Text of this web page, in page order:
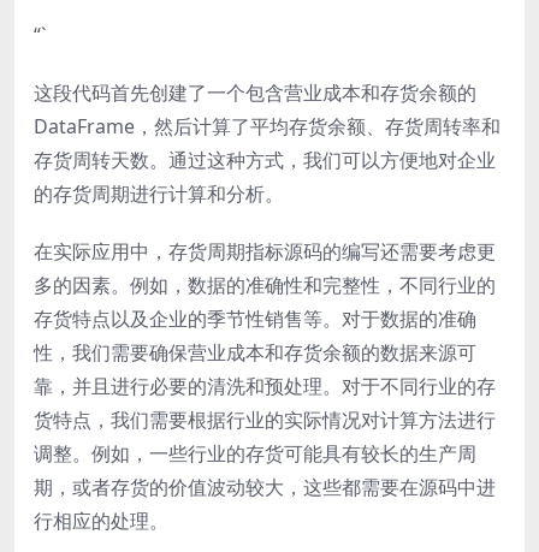
“`
这段代码首先创建了一个包含营业成本和存货余额的
DataFrame，然后计算了平均存货余额、存货周转率和
存货周转天数。通过这种方式，我们可以方便地对企业
的存货周期进行计算和分析。
在实际应用中，存货周期指标源码的编写还需要考虑更
多的因素。例如，数据的准确性和完整性，不同行业的
存货特点以及企业的季节性销售等。对于数据的准确
性，我们需要确保营业成本和存货余额的数据来源可
靠，并且进行必要的清洗和预处理。对于不同行业的存
货特点，我们需要根据行业的实际情况对计算方法进行
调整。例如，一些行业的存货可能具有较长的生产周
期，或者存货的价值波动较大，这些都需要在源码中进
行相应的处理。